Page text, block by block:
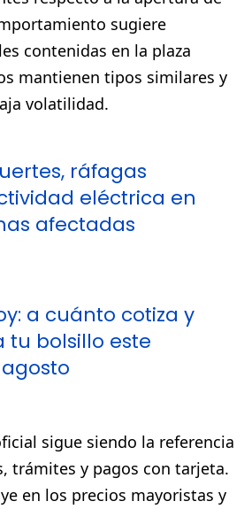
sugiere
contenidas en la plaza
mantienen tipos similares y
volatilidad.
ráfagas
eléctrica en
afectadas
a cuánto cotiza y
tu bolsillo este
sigue siendo la referencia
trámites y pagos con tarjeta.
en los precios mayoristas y